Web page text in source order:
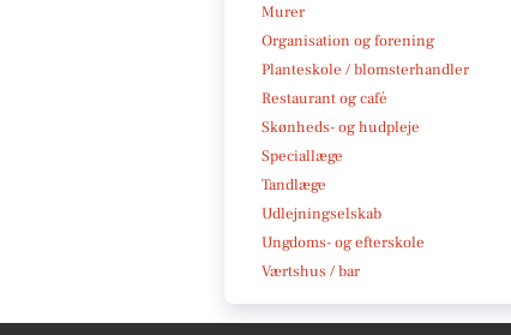
Murer
Organisation og forening
Planteskole / blomsterhandler
Restaurant og café
Skønheds- og hudpleje
Speciallæge
Tandlæge
Udlejningselskab
Ungdoms- og efterskole
Værtshus / bar